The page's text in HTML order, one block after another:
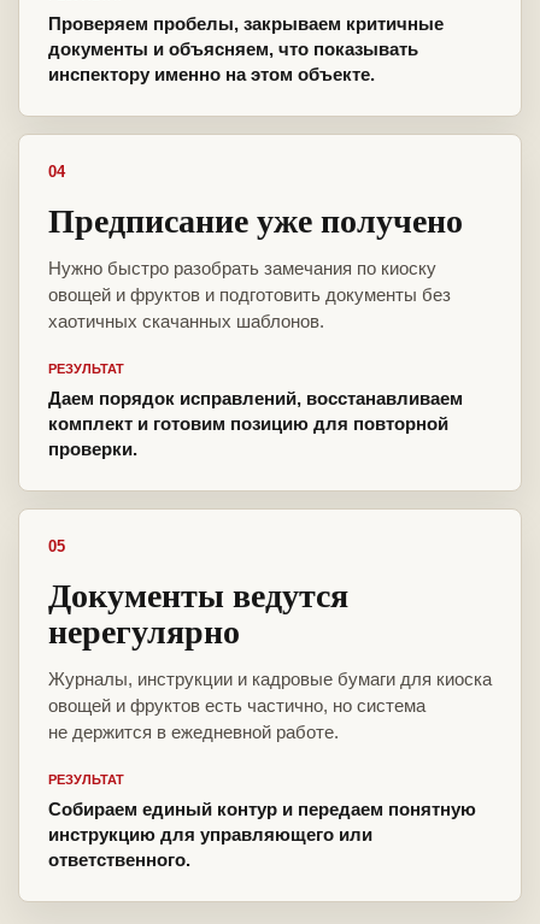
Проверяем пробелы, закрываем критичные
документы и объясняем, что показывать
инспектору именно на этом объекте.
04
Предписание уже получено
Нужно быстро разобрать замечания по киоску
овощей и фруктов и подготовить документы без
хаотичных скачанных шаблонов.
РЕЗУЛЬТАТ
Даем порядок исправлений, восстанавливаем
комплект и готовим позицию для повторной
проверки.
05
Документы ведутся
нерегулярно
Журналы, инструкции и кадровые бумаги для киоска
овощей и фруктов есть частично, но система
не держится в ежедневной работе.
РЕЗУЛЬТАТ
Собираем единый контур и передаем понятную
инструкцию для управляющего или
ответственного.